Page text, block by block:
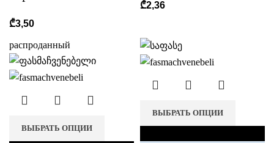
₾3,50
₾2,36
распроданный
ВЫБРАТЬ ОПЦИИ
ВЫБРАТЬ ОПЦИИ